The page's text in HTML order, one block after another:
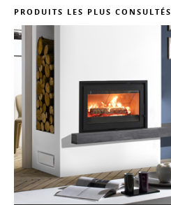
PRODUITS LES PLUS CONSULTÉS